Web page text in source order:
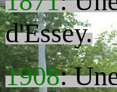
d'Essey.
1908: